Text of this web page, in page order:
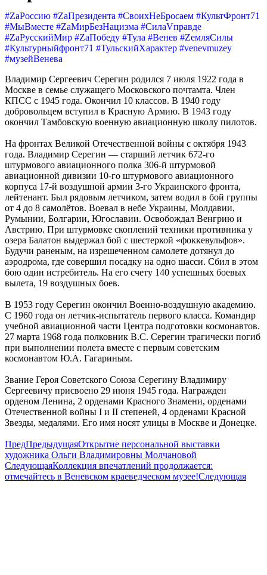
#ZаРоссию #ZаПрезидента #СвоихНеБросаем #КультФронт71
#МыВместе #ZaМирБезНацизма #СилаVправде
#ZaРусскийМир #ZaПобеду #Тула #Венев #ZемляСилы
#Культурныйфронт71 #ТульскийХарактер #venevmuzey
#музейВенева
Владимир Сергеевич Серегин родился 7 июля 1922 года в
Москве в семье служащего Московского почтамта. Член
КПСС с 1945 года. Окончил 10 классов. В 1940 году
добровольцем вступил в Красную Армию. В 1943 году
окончил Тамбовскую военную авиационную школу пилотов.
На фронтах Великой Отечественной войны с октября 1943
года. Владимир Серегин — старший летчик 672-го
штурмового авиационного полка 306-й штурмовой
авиационной дивизии 10-го штурмового авиационного
корпуса 17-й воздушной армии 3-го Украинского фронта,
лейтенант. Был рядовым летчиком, затем водил в бой группы
от 4 до 8 самолётов. Воевал в небе Украины, Молдавии,
Румынии, Болгарии, Югославии. Освобождал Венгрию и
Австрию. При штурмовке скоплений техники противника у
озера Балатон выдержал бой с шестеркой «фоккевульфов».
Будучи раненым, на изрешеченном самолете дотянул до
аэродрома, где совершил посадку на одно шасси. Сбил в этом
бою один истребитель. На его счету 140 успешных боевых
вылета, 19 воздушных боев.
В 1953 году Серегин окончил Военно-воздушную академию.
С 1960 года он летчик-испытатель первого класса. Командир
учебной авиационной части Центра подготовки космонавтов.
27 марта 1968 года полковник В.С. Серегин трагически погиб
при выполнении полета вместе с первым советским
космонавтом Ю.А. Гагариным.
Звание Героя Советского Союза Серегину Владимиру
Сергеевичу присвоено 29 июня 1945 года. Награжден
орденом Ленина, 2 орденами Красного Знамени, орденами
Отечественной войны I и II степеней, 4 орденами Красной
Звезды, медалями. Его имя носят улицы в Москве и Донецке.
ПредПредыдущаяОткрытие персональной выставки
художника Ольги Владимировны Молчановой
СледующаяКоллекция впечатлений продолжается:
отмечайтесь в Веневском краеведческом музее!Следующая